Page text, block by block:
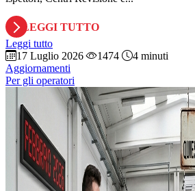
LEGGI TUTTO
Leggi tutto
17 Luglio 2026
1474
4 minuti
Aggiornamenti
Per gli operatori